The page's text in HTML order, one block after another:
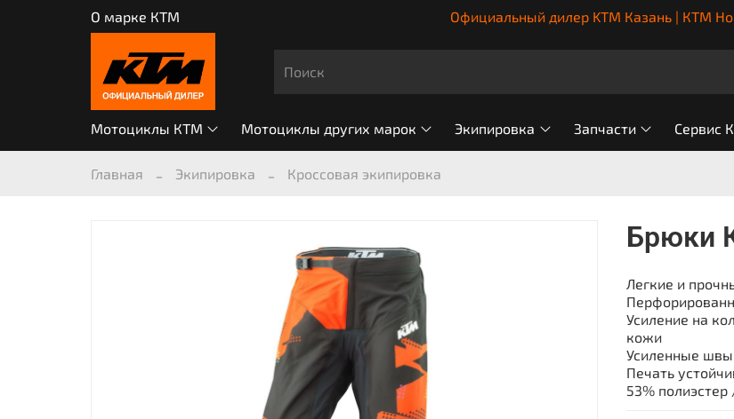
О марке КТМ Официальный дилер KTM Казань | КТМ
Мотоциклы КТМ Мотоциклы других марок Экипировка Запчасти Сервис
Главная Экипировка Кроссовая экипировка
Брюки
Легкие и
Усиление на
кожи
Усиленные швы
Печать
53%